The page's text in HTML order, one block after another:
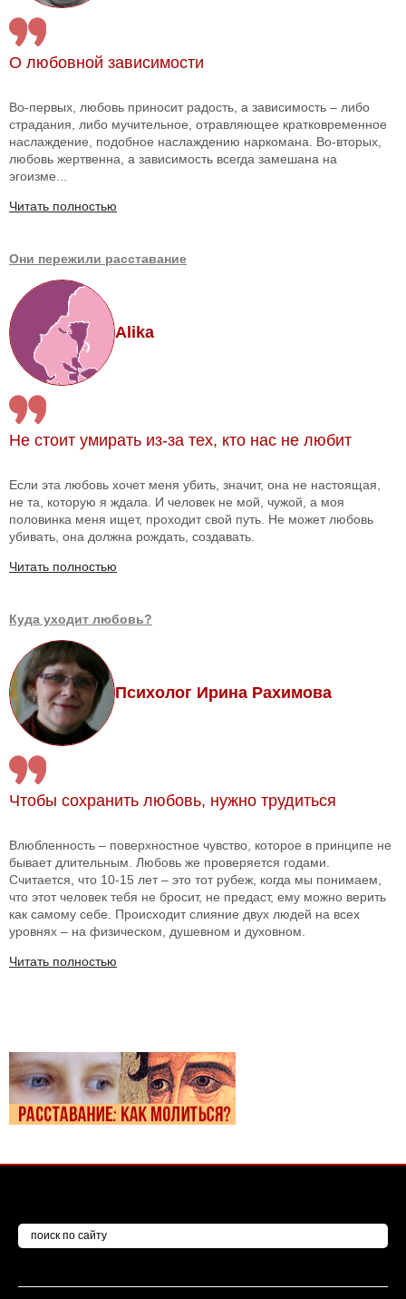
О любовной зависимости
Во-первых, любовь приносит радость, а зависимость – либо
страдания, либо мучительное, отравляющее кратковременное
наслаждение, подобное наслаждению наркомана. Во-вторых,
любовь жертвенна, а зависимость всегда замешана на
эгоизме...
Читать полностью
Они пережили расставание
Alika
Не стоит умирать из-за тех, кто нас не любит
Если эта любовь хочет меня убить, значит, она не настоящая,
не та, которую я ждала. И человек не мой, чужой, а моя
половинка меня ищет, проходит свой путь. Не может любовь
убивать, она должна рождать, создавать.
Читать полностью
Куда уходит любовь?
Психолог Ирина Рахимова
Чтобы сохранить любовь, нужно трудиться
Влюбленность – поверхностное чувство, которое в принципе не
бывает длительным. Любовь же проверяется годами.
Считается, что 10-15 лет – это тот рубеж, когда мы понимаем,
что этот человек тебя не бросит, не предаст, ему можно верить
как самому себе. Происходит слияние двух людей на всех
уровнях – на физическом, душевном и духовном.
Читать полностью